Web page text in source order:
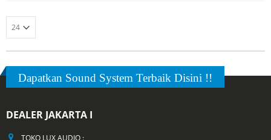
Dapatkan Sound System Terbaik Disini !!
DEALER JAKARTA I
TOKO LUX AUDIO :